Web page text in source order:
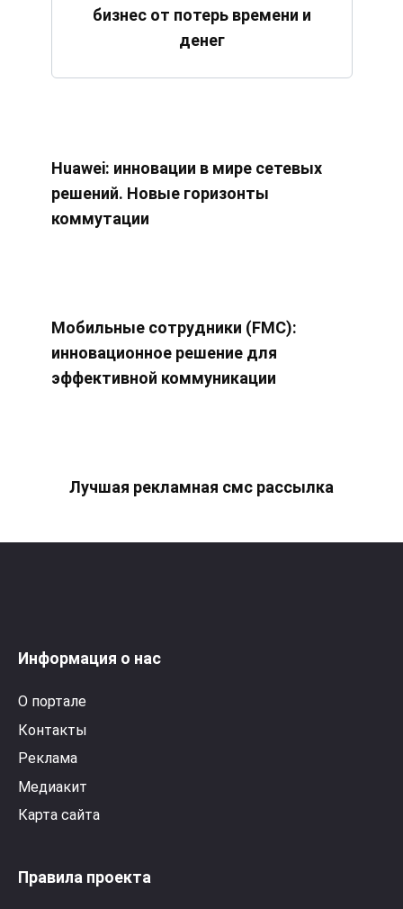
бизнес от потерь времени и
денег
Huawei: инновации в мире сетевых
решений. Новые горизонты
коммутации
Мобильные сотрудники (FMC):
инновационное решение для
эффективной коммуникации
Лучшая рекламная смс рассылка
Информация о нас
О портале
Контакты
Реклама
Медиакит
Карта сайта
Правила проекта